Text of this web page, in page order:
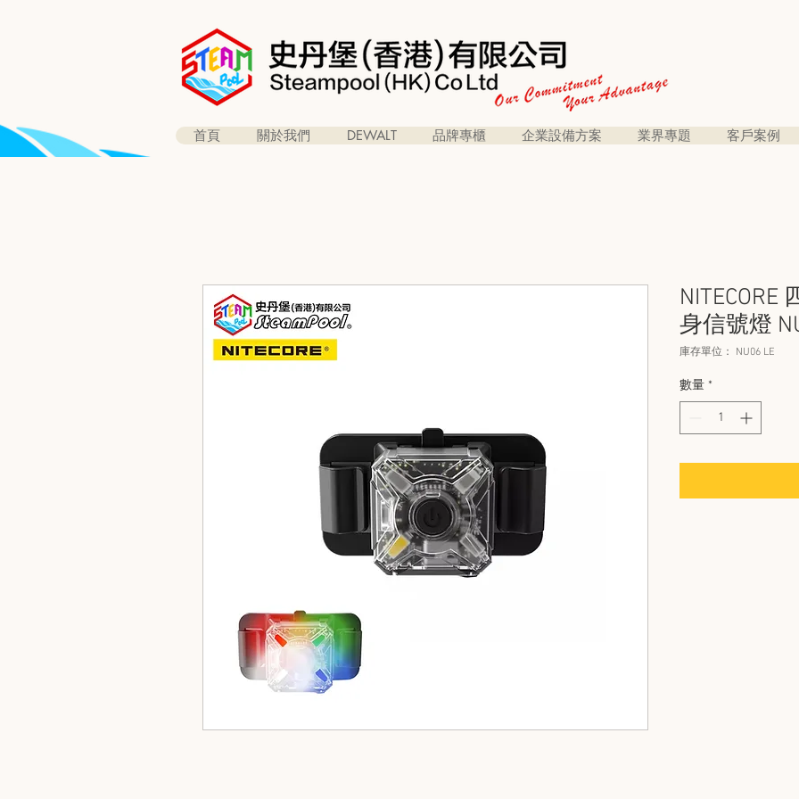
首頁 關於我們 DEWALT 品牌專櫃 企業設備方案 業界專題 客戶案例
NITECORE
身信號燈
庫存單位： NU06 LE
數量 *